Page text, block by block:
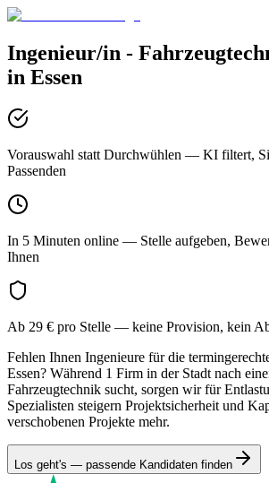
Ingenieur/in -
in Essen
Vorauswahl statt Durchwühlen — KI filtert,
Passenden
In 5 Minuten online — Stelle aufgeben,
Ihnen
Ab 29 € pro Stelle — keine Provision, kein
Fehlen Ihnen Ingenieure für die
Essen? Während 1 Firm in der Stadt nach
Fahrzeugtechnik sucht, sorgen wir für
Spezialisten steigern Projektsicherheit und
verschobenen Projekte mehr.
Los geht's — passende Kandidaten finden